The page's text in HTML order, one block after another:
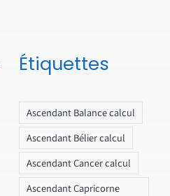
Étiquettes
Ascendant Balance calcul
Ascendant Bélier calcul
Ascendant Cancer calcul
Ascendant Capricorne